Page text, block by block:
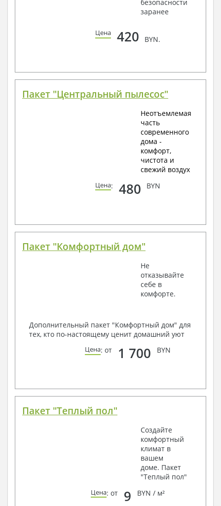
безопасности
заранее
Цена 420 BYN.
Пакет "Центральный пылесос"
Неотъемлемая
часть
современного
дома -
комфорт,
чистота и
свежий воздух
Цена: 480 BYN
Пакет "Комфортный дом"
Не
отказывайте
себе в
комфорте.
Дополнительный пакет "Комфортный дом" для
тех, кто по-настоящему ценит домашний уют
Цена: от 1 700 BYN
Пакет "Теплый пол"
Создайте
комфортный
климат в
вашем
доме. Пакет
"Теплый пол"
Цена: от 9 BYN / м²